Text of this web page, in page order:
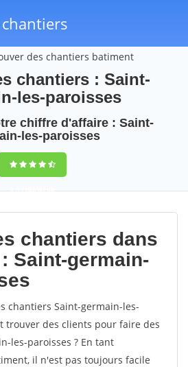
des chantiers batiment
chantiers : Saint-
les-paroisses
chiffre d'affaire : Saint-
les-paroisses
9,5(100%)60
votes
chantiers dans
Saint-germain-
chantiers Saint-germain-les-
trouver des clients pour faire des
les-paroisses ? En tant
il n'est pas toujours facile